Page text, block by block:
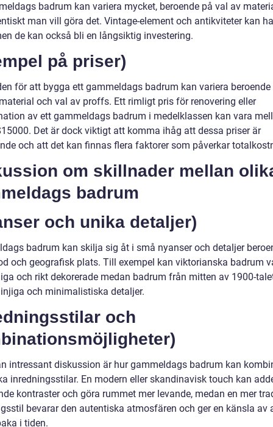
badrum kan variera mycket, beroende på val av
man vill göra det. Vintage-element och antikviteter kan
de kan också bli en långsiktig investering.
på priser)
för att bygga ett gammeldags badrum kan variera beroende
och val av proffs. Ett rimligt pris för renovering eller
av ett gammeldags badrum i medelklassen kan vara
Det är dock viktigt att komma ihåg att dessa priser är
och att det kan finnas flera faktorer som påverkar
om skillnader mellan
badrum
och unika detaljer)
badrum kan skilja sig åt i små nyanser och detaljer
och geografisk plats. Till exempel kan viktorianska badrum
och rikt dekorerade medan badrum från mitten av 1900-
och minimalistiska detaljer.
och
intressant diskussion är hur gammeldags badrum kan
inredningsstilar. En modern eller skandinavisk touch kan
kontraster och göra rummet mer levande, medan en mer
bevarar den autentiska atmosfären och ger en känsla av
i tiden.